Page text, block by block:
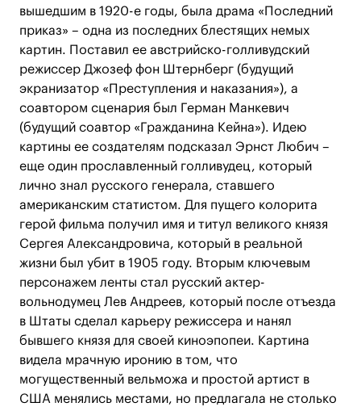
вышедшим в 1920-е годы, была драма «Последний
приказ» – одна из последних блестящих немых
картин. Поставил ее австрийско-голливудский
режиссер Джозеф фон Штернберг (будущий
экранизатор «Преступления и наказания»), а
соавтором сценария был Герман Манкевич
(будущий соавтор «Гражданина Кейна»). Идею
картины ее создателям подсказал Эрнст Любич –
еще один прославленный голливудец, который
лично знал русского генерала, ставшего
американским статистом. Для пущего колорита
герой фильма получил имя и титул великого князя
Сергея Александровича, который в реальной
жизни был убит в 1905 году. Вторым ключевым
персонажем ленты стал русский актер-
вольнодумец Лев Андреев, который после отъезда
в Штаты сделал карьеру режиссера и нанял
бывшего князя для своей киноэпопеи. Картина
видела мрачную иронию в том, что
могущественный вельможа и простой артист в
США менялись местами, но предлагала не столько